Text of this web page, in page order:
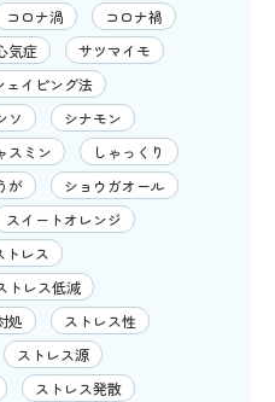
コロナ渦
コロナ禍
気症
サツマイモ
ェイピング法
ソ
シナモン
スミン
しゃっくり
が
ショウガオール
スイートオレンジ
トレス
トレス低減
処
ストレス性
ストレス源
ストレス発散